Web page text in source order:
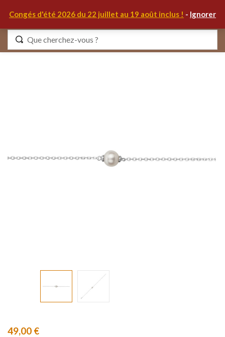
Congés d'été 2026 du 22 juillet au 19 août inclus ! - Ignorer
49,00 €
Identifiez-vous